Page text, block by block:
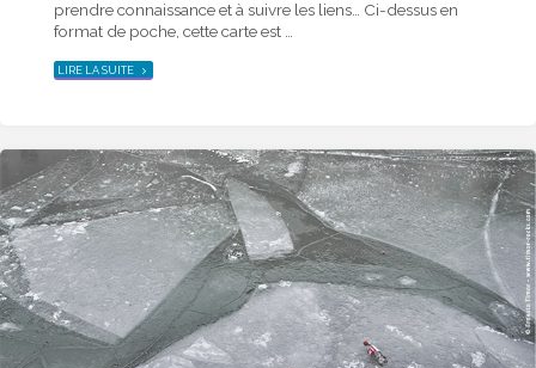
prendre connaissance et à suivre les liens… Ci-dessus en
format de poche, cette carte est …
LIRE LA SUITE"ACTUALITÉ
PHOTO
–
CARTE
TIMOR
ROCKS !"